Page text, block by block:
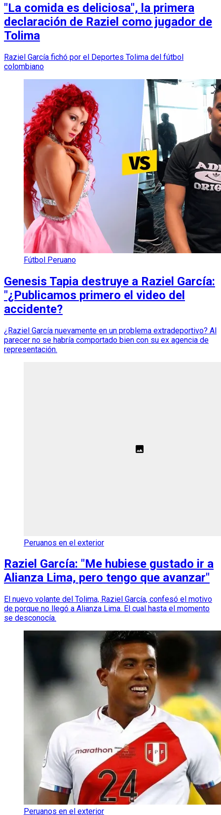
"La comida es deliciosa", la primera
declaración de Raziel como jugador de
Tolima
Raziel García fichó por el Deportes Tolima del fútbol
colombiano
Fútbol Peruano
Genesis Tapia destruye a Raziel García:
"¿Publicamos primero el video del
accidente?
¿Raziel García nuevamente en un problema extradeportivo? Al
parecer no se habría comportado bien con su ex agencia de
representación.
Peruanos en el exterior
Raziel García: "Me hubiese gustado ir a
Alianza Lima, pero tengo que avanzar"
El nuevo volante del Tolima, Raziel García, confesó el motivo
de porque no llegó a Alianza Lima. El cual hasta el momento
se desconocía.
Peruanos en el exterior